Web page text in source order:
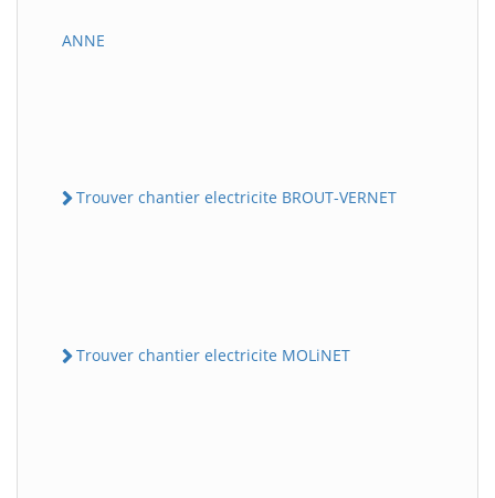
ANNE
Trouver chantier electricite BROUT-VERNET
Trouver chantier electricite MOLiNET